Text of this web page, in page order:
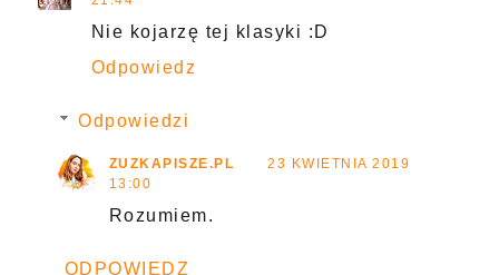
Nie kojarzę tej klasyki :D
Odpowiedz
Odpowiedzi
ZUZKAPISZE.PL
23 KWIETNIA 2019
13:00
Rozumiem.
ODPOWIEDZ